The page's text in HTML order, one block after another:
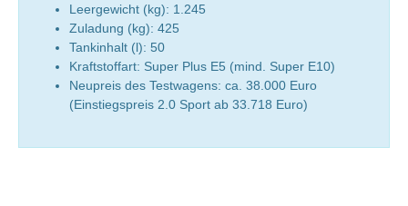
Leergewicht (kg): 1.245
Zuladung (kg): 425
Tankinhalt (l): 50
Kraftstoffart: Super Plus E5 (mind. Super E10)
Neupreis des Testwagens: ca. 38.000 Euro
(Einstiegspreis 2.0 Sport ab 33.718 Euro)